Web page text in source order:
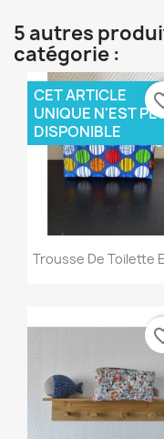
5 autres
catégorie :
Aperçu
Trousse De Toilette
CET ARTICLE
UNIQUE N'EST
DISPONIBLE